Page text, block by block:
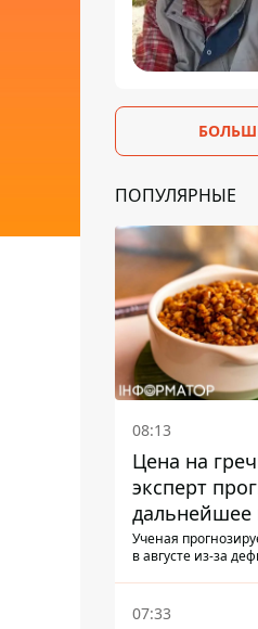
ПОПУЛЯРНЫЕ
08:13
Цена на
эксперт
Ученая
в августе из-за
07:33